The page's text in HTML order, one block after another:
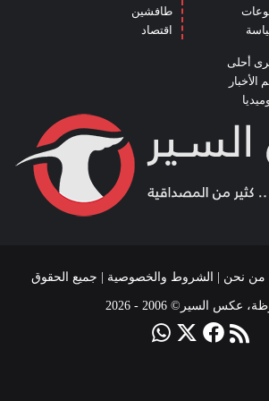
طافشين
اقتصاد
أحلى
الأخبار
من نحن الشروط والخصوصية | جميع الحقوق
عكس السير© 2006 - 2026